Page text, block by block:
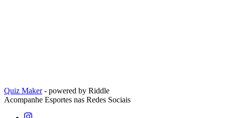
Quiz Maker- powered by Riddle
Acompanhe Esportes nas Redes Sociais